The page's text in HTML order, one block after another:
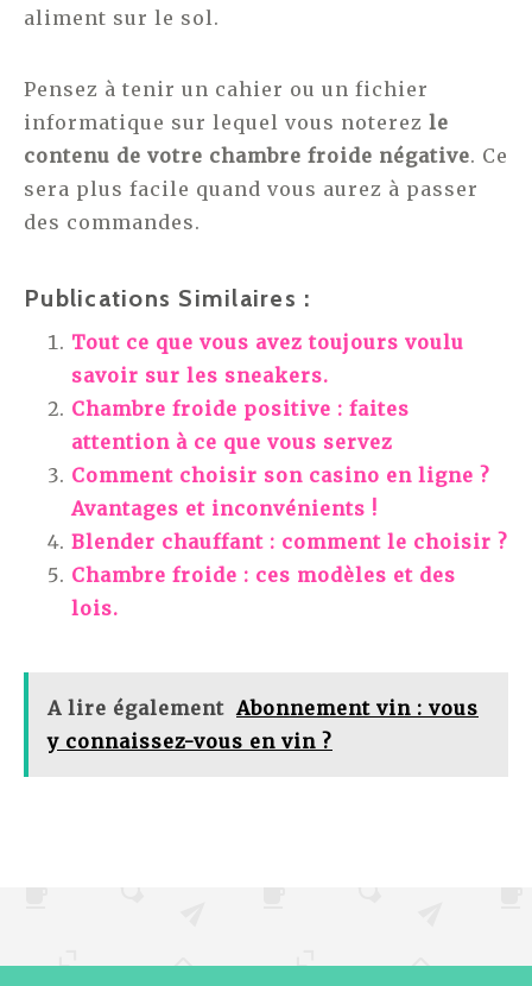
aliment sur le sol.
Pensez à tenir un cahier ou un fichier
informatique sur lequel vous noterez le
contenu de votre chambre froide négative. Ce
sera plus facile quand vous aurez à passer
des commandes.
Publications Similaires :
Tout ce que vous avez toujours voulu
savoir sur les sneakers.
Chambre froide positive : faites
attention à ce que vous servez
Comment choisir son casino en ligne ?
Avantages et inconvénients !
Blender chauffant : comment le choisir ?
Chambre froide : ces modèles et des
lois.
A lire également Abonnement vin : vous
y connaissez-vous en vin ?